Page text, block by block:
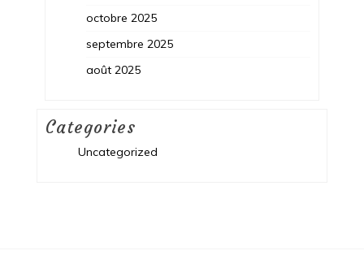
octobre 2025
septembre 2025
août 2025
Categories
Uncategorized